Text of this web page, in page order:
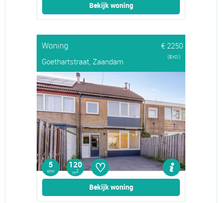
Bekijk woning
Woning
€ 2250
Goethartstraat, Zaandam
(Excl.)
5
kmr
120
m2 ♡
Bekijk woning